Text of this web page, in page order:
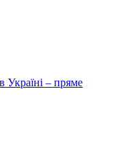
Україні – пряме